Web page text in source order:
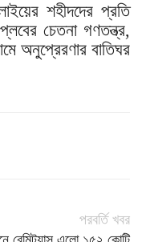
শহীদদের প্রতি
চেতনা গণতন্ত্র,
অনুপ্রেরণার বাতিঘর
পরবর্তি খবর